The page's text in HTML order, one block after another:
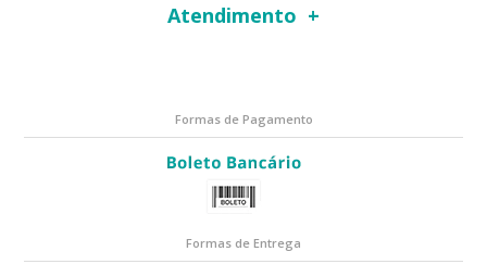
Atendimento
Formas de Pagamento
Formas de Entrega